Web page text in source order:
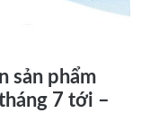
sản phẩm
7 tới –